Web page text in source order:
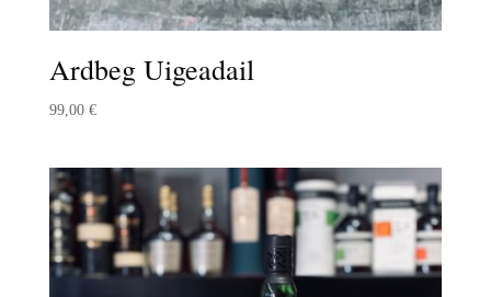
Ardbeg Uigeadail
99,00 €